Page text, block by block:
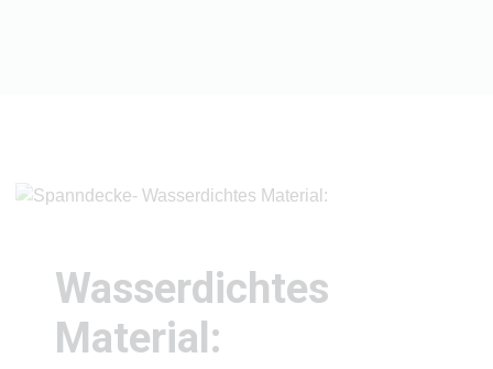
Wasserdichtes
Material: